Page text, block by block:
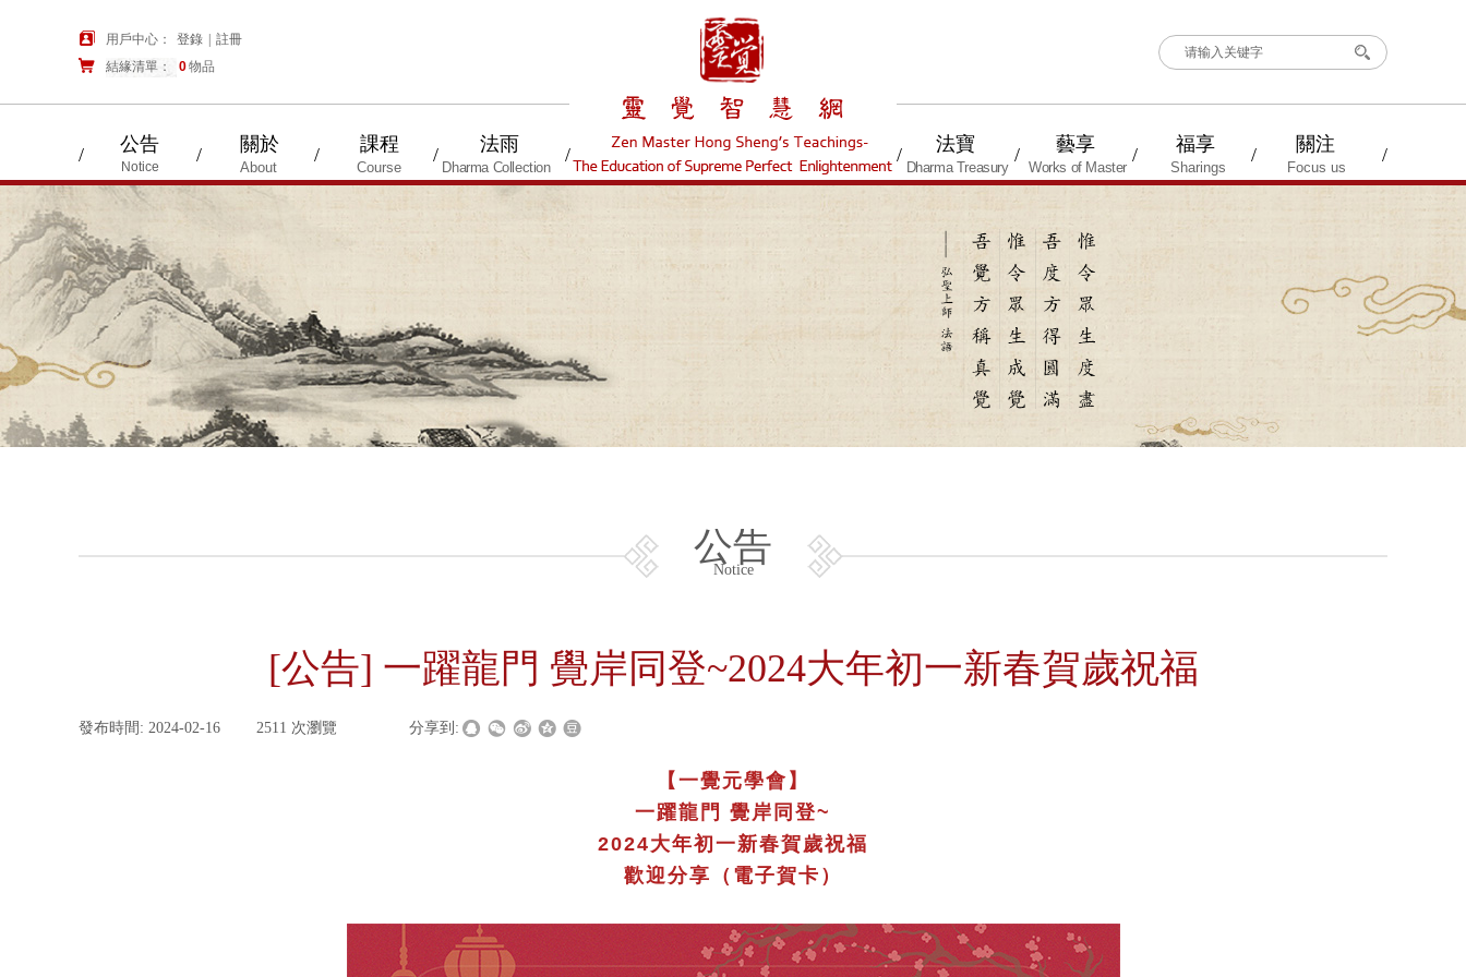
登錄 註冊
用戶中心：
購物車
0物品
結緣清單：
搜索
公告 關於 課程 法雨
Course
法寶 藝享 福享 關注
Notice About Dharma Treasury Works of Master Focus us
Sharings
Dharma Collection
/ /
/
/
/ / /
/
/
/
公告
Notice
[公告] 一躍龍門 覺岸同登~2024大年初一新春賀歲祝福
發布時間: 2024-02-16 2511 次瀏覽 分享到:
【一覺元學會】
一躍龍門 覺岸同登~
2024大年初一新春賀歲祝福
歡迎分享（電子賀卡）